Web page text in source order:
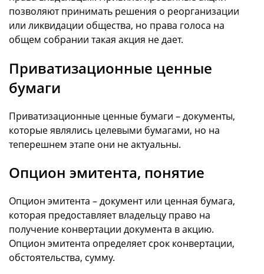
позволяют принимать решения о реорганизации
или ликвидации общества, но права голоса на
общем собрании такая акция не дает.
Приватизационные ценные
бумаги
Приватизационные ценные бумаги – документы,
которые являлись целевыми бумагами, но на
теперешнем этапе они не актуальны.
Опцион эмитента, понятие
Опцион эмитента – документ или ценная бумага,
которая предоставляет владельцу право на
получение конвертации документа в акцию.
Опцион эмитента определяет срок конвертации,
обстоятельства, сумму.